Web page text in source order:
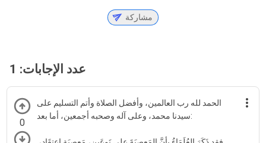
مشاركة
عدد الإجابات: 1
0
الحمد لله رب العالمين، وأفضل الصلاة وأتم التسليم على
سيدنا محمد، وعلى آله وصحبه أجمعين، أما بعد: